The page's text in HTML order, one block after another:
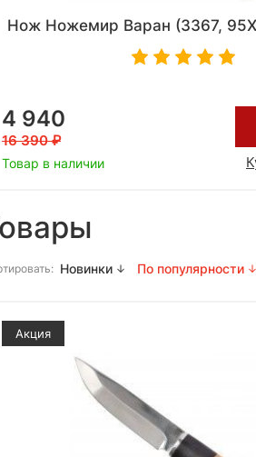
Нож Ножемир Варан (3367,
4 940
16 390
Товар в наличии
Новинки По популярности
Акция